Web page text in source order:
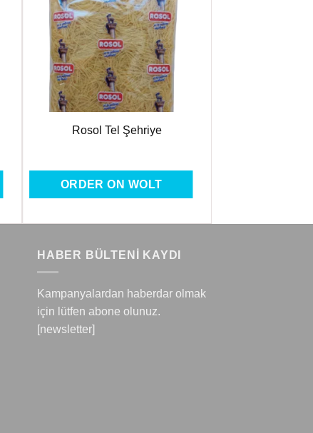
Favorilere
Ekle
Rosol Tel Şehriye
ORDER ON WOLT
HABER BÜLTENİ KAYDI
Kampanyalardan haberdar olmak
için lütfen abone olunuz.
[newsletter]